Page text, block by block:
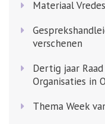
Materiaal
verschenen
Dertig jaar
Organisaties in
Thema Week